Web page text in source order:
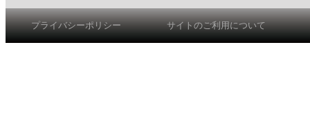
プライバシーポリシー サイトのご利用について